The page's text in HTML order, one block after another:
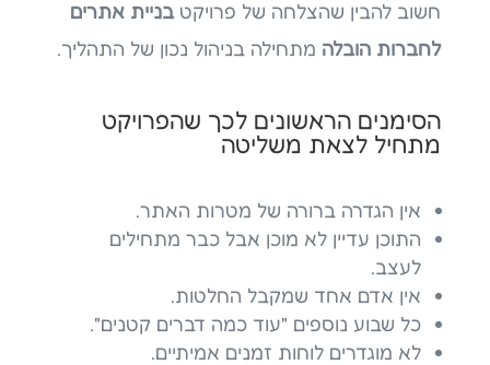
חשוב להבין שהצלחה של פרויקט בניית אתרים
לחברות הובלה מתחילה בניהול נכון של התהליך.
הסימנים הראשונים לכך שהפרויקט
מתחיל לצאת משליטה
אין הגדרה ברורה של מטרות האתר.
התוכן עדיין לא מוכן אבל כבר מתחילים
לעצב.
אין אדם אחד שמקבל החלטות.
כל שבוע נוספים "עוד כמה דברים קטנים".
לא מוגדרים לוחות זמנים אמיתיים.